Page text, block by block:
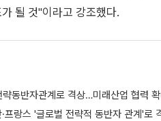
될 것"이라고 강조했다.
동반자관계로 격상…미래산업 협력 확
랑스 '글로벌 전략적 동반자 관계'로